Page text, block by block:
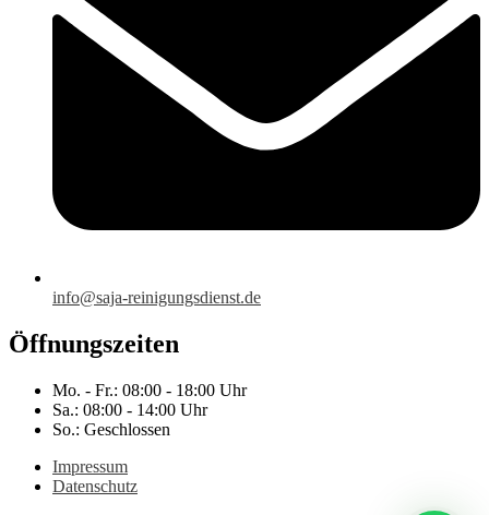
info@saja-reinigungsdienst.de
Öffnungszeiten
Mo. - Fr.: 08:00 - 18:00 Uhr
Sa.: 08:00 - 14:00 Uhr
So.: Geschlossen
Impressum
Datenschutz